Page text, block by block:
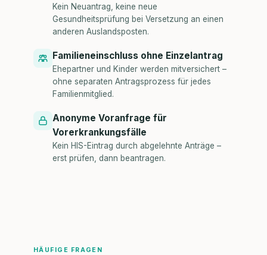
Kein Neuantrag, keine neue
Gesundheitsprüfung bei Versetzung an einen
anderen Auslandsposten.
Familieneinschluss ohne Einzelantrag
Ehepartner und Kinder werden mitversichert –
ohne separaten Antragsprozess für jedes
Familienmitglied.
Anonyme Voranfrage für
Vorerkrankungsfälle
Kein HIS-Eintrag durch abgelehnte Anträge –
erst prüfen, dann beantragen.
HÄUFIGE FRAGEN